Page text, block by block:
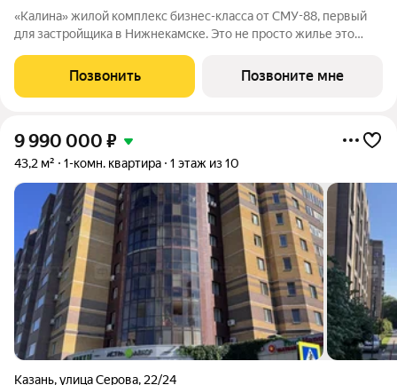
«Калина» жилой комплекс бизнес-класса от СМУ-88, первый
для застройщика в Нижнекамске. Это не просто жилье это
сделать ее ярче и насыщеннее. Мы приглашаем вас выйти за
рамки привычного вместе с ЖК
Позвонить Позвоните мне
9 990 000 ₽
43,2 м² 1-комн. квартира 1 этаж из 10
Казань,улица Серова, 22/24